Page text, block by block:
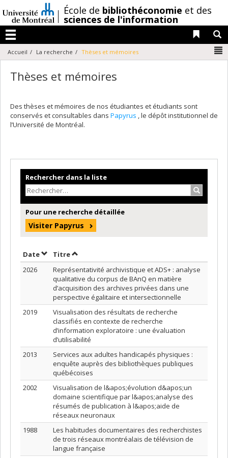
au
contenu
/École de bibliothéconomie et des
sciences de l'information
Menu
Liens
Accueil La recherche Thèses et mémoires
Thèses et mémoires
Des thèses et mémoires de nos étudiantes et étudiants sont
conservés et consultables dans Papyrus , le dépôt institutionnel de
l’Université de Montréal.
Rechercher dans la liste
Pour une recherche détaillée
Visiter Papyrus
DateTrier par date en ordre décroissant
TitreTrier par titre en ordre décroissant
2026
Représentativité archivistique et ADS+ : analyse
qualitative du corpus de BAnQ en matière
d’acquisition des archives privées dans une
perspective égalitaire et intersectionnelle
2019
Visualisation des résultats de recherche
classifiés en contexte de recherche
d’information exploratoire : une évaluation
d’utilisabilité
2013
Services aux adultes handicapés physiques :
enquête auprès des bibliothèques publiques
québécoises
2002
Visualisation de l&apos;évolution d&apos;un
domaine scientifique par l&apos;analyse des
résumés de publication à l&apos;aide de
réseaux neuronaux
1988
Les habitudes documentaires des recherchistes
de trois réseaux montréalais de télévision de
langue française